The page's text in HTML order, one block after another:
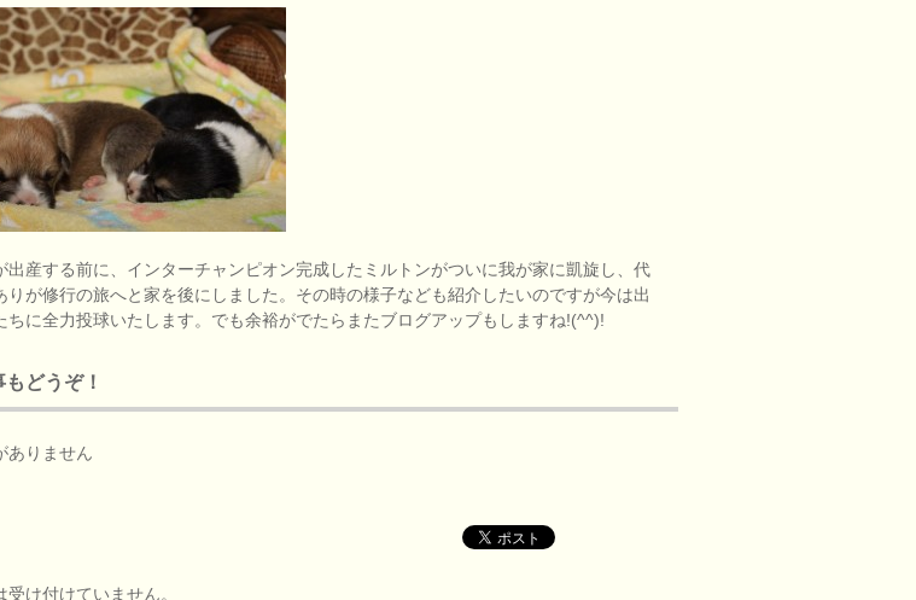
出産する前に、インターチャンピオン完成したミルトンがついに我が家に凱旋し、代
りが修行の旅へと家を後にしました。その時の様子なども紹介したいのですが今は出
ちに全力投球いたします。でも余裕がでたらまたブログアップもしますね!(^^)!
どうぞ！
ありません
受け付けていません。